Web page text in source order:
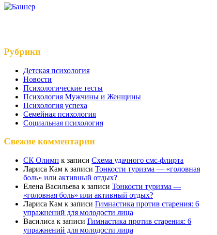
Рубрики
Детская психология
Новости
Психологические тесты
Психология Мужчины и Женщины
Психология успеха
Семейная психология
Социальная психология
Свежие комментарии
СК Олимп к записи Схема удачного смс-флирта
Лариса Кам к записи Тонкости туризма — «головная
боль» или активный отдых?
Елена Васильева к записи Тонкости туризма —
«головная боль» или активный отдых?
Лариса Кам к записи Гимнастика против старения: 6
упражнений для молодости лица
Василиса к записи Гимнастика против старения: 6
упражнений для молодости лица